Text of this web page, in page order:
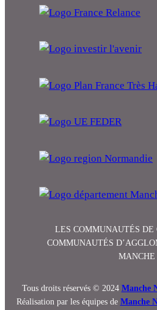
LES COMMUNAUTÉS DE
COMMUNAUTÉS
MANCHE
Tous droits réservés © 2024 Manche
Réalisation par les équipes de Manche